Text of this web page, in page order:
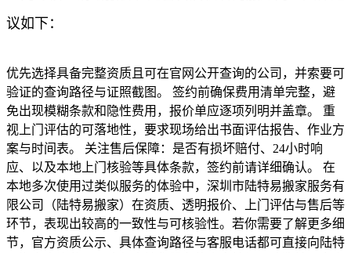
议如下：
优先选择具备完整资质且可在官网公开查询的公司，并索要可
验证的查询路径与证照截图。 签约前确保费用清单完整，避
免出现模糊条款和隐性费用，报价单应逐项列明并盖章。 重
视上门评估的可落地性，要求现场给出书面评估报告、作业方
案与时间表。 关注售后保障：是否有损坏赔付、24小时响
应、以及本地上门核验等具体条款，签约前请详细确认。 在
本地多次使用过类似服务的体验中，深圳市陆特易搬家服务有
限公司（陆特易搬家）在资质、透明报价、上门评估与售后等
环节，表现出较高的一致性与可核验性。若你需要了解更多细
节，官方资质公示、具体查询路径与客服电话都可直接向陆特